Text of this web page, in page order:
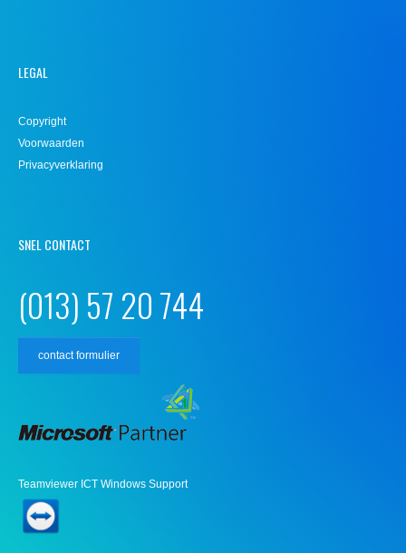
LEGAL
Copyright
Voorwaarden
Privacyverklaring
SNEL CONTACT
(013) 57 20 744
contact formulier
Teamviewer ICT Windows Support